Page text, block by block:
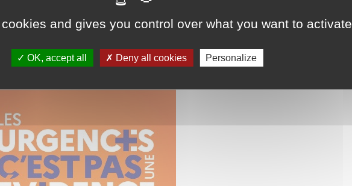
and gives you control over what you want to activate
OK, accept all Deny all cookies Personalize